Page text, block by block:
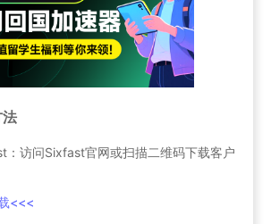
：访问Sixfast官网或扫描二维码下载客户
<<<